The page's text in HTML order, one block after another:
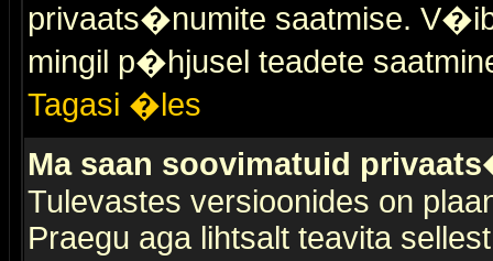
privaats�numite saatmise.
mingil p�hjusel teadete
Tagasi �les
Ma saan soovimatuid
Tulevastes versioonides on
Praegu aga lihtsalt teavita